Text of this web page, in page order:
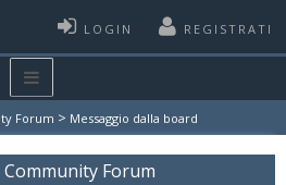
LOGIN REGISTRATI
Forum > Messaggio dalla board
Forum